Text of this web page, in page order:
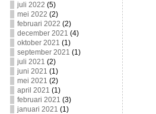
juli 2022 (5)
mei 2022 (2)
februari 2022 (2)
december 2021 (4)
oktober 2021 (1)
september 2021 (1)
juli 2021 (2)
juni 2021 (1)
mei 2021 (2)
april 2021 (1)
februari 2021 (3)
januari 2021 (1)